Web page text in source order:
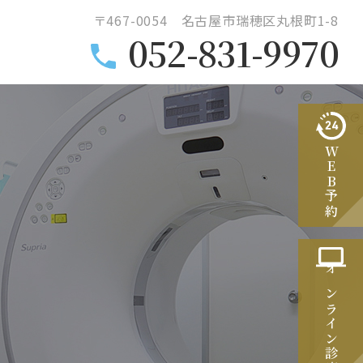
〒467-0054 名古屋市瑞穂区丸根町1-8
052-831-9970
WEB予約
オンライン診療